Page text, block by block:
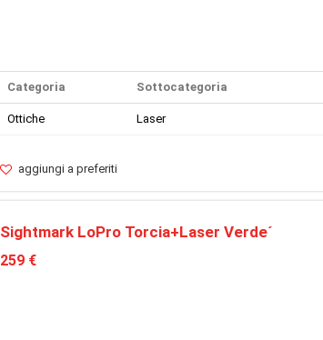
Categoria Sottocategoria
Ottiche Laser
aggiungi a preferiti
Sightmark LoPro Torcia+Laser Verde´
259 €